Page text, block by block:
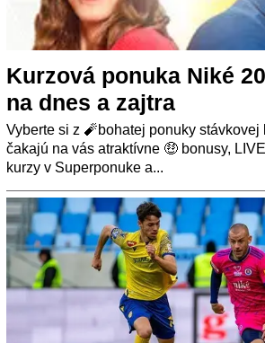
Kurzová ponuka Niké
na dnes a zajtra
Vyberte si z 🧨bohatej ponuky
čakajú na vás atraktívne 🤑 bonusy,
kurzy v Superponuke a...